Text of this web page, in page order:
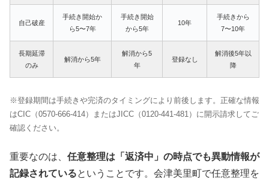
自己破産
手続き開始か
ら5〜7年
手続き開始
から5年
10年
手続きから
7〜10年
長期延滞
のみ
解消から5年
解消から5
年
登録なし
解消後5年以
降
※登録期間は手続きや完済のタイミングにより前後します。正確な情報
はCIC（0570-666-414）またはJICC（0120-441-481）に開示請求してご
確認ください。
重要なのは、 任意整理は「返済中」の時点でも異動情報が
記録されているということです。会津美里町で任意整理を